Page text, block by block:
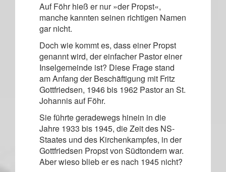
Auf Föhr hieß er nur »der Propst«,
manche kannten seinen richtigen Namen
gar nicht.
Doch wie kommt es, dass einer Propst
genannt wird, der einfacher Pastor einer
Inselgemeinde ist? Diese Frage stand
am Anfang der Beschäftigung mit Fritz
Gottfriedsen, 1946 bis 1962 Pastor an St.
Johannis auf Föhr.
Sie führte geradewegs hinein in die
Jahre 1933 bis 1945, die Zeit des NS-
Staates und des Kirchenkampfes, in der
Gottfriedsen Propst von Südtondern war.
Aber wieso blieb er es nach 1945 nicht?